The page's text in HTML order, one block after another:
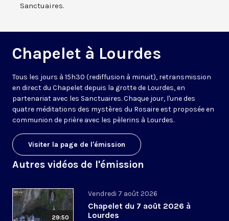
Sanctuaires.
Chapelet à Lourdes
Tous les jours à 15h30 (rediffusion à minuit), retransmission
en direct du Chapelet depuis la grotte de Lourdes, en
partenariat avec les Sanctuaires. Chaque jour, l'une des
quatre méditations des mystères du Rosaire est proposée en
communion de prière avec les pèlerins à Lourdes.
Visiter la page de l'émission
Autres vidéos de l'émission
29:50
Vendredi 7 août 2026
Chapelet du 7 août 2026 à
Lourdes